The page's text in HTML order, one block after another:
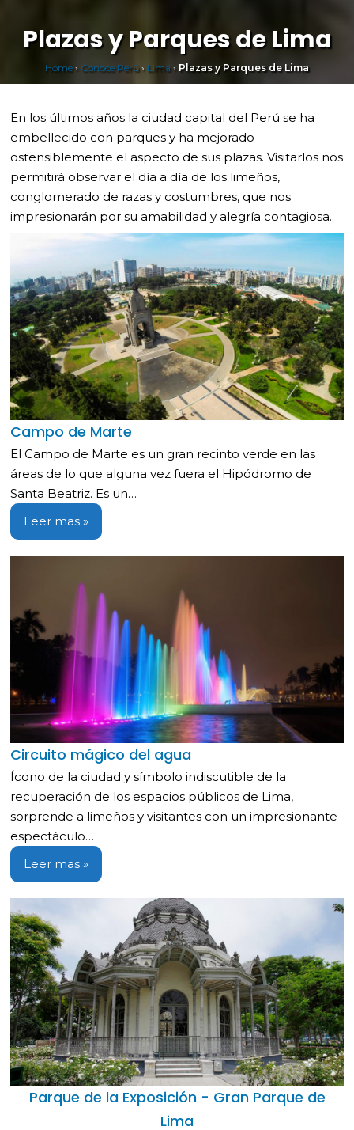
Plazas y Parques de Lima
Home › Conoce Perú› Lima› Plazas y Parques de Lima
En los últimos años la ciudad capital del Perú se ha
embellecido con parques y ha mejorado
ostensiblemente el aspecto de sus plazas. Visitarlos nos
permitirá observar el día a día de los limeños,
conglomerado de razas y costumbres, que nos
impresionarán por su amabilidad y alegría contagiosa.
Campo de Marte
El Campo de Marte es un gran recinto verde en las
áreas de lo que alguna vez fuera el Hipódromo de
Santa Beatriz. Es un…
Leer mas »
Circuito mágico del agua
Ícono de la ciudad y símbolo indiscutible de la
recuperación de los espacios públicos de Lima,
sorprende a limeños y visitantes con un impresionante
espectáculo…
Leer mas »
Parque de la Exposición - Gran Parque de
Lima